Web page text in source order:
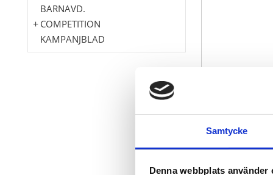
Samtycke
Denna webbplats använder
flexibelt,
lämplig för
krossäker
ståsäker
BARNAVD.
COMPETITION
KAMPANJBLAD